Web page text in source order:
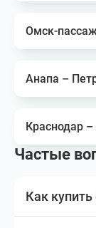
Омск-
Анапа –
Краснодар
Частые
Как